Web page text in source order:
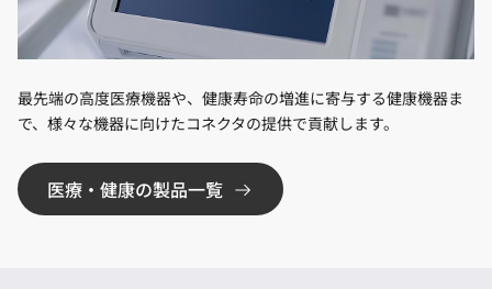
最先端の高度医療機器や、健康寿命の増進に寄与する健康機器ま
で、様々な機器に向けたコネクタの提供で貢献します。
医療・健康の製品一覧